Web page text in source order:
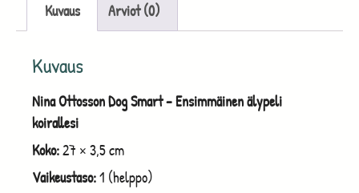
Kuvaus Arviot (0)
Kuvaus
Nina Ottosson Dog Smart – Ensimmäinen älypeli
koirallesi
Koko:27 × 3,5 cm
Vaikeustaso:1 (helppo)